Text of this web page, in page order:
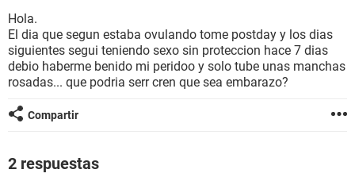
BIENESTAR
SEXUALIDAD
GLOSARIO
Hola.
El dia que segun estaba ovulando tome postday y los dias
siguientes segui teniendo sexo sin proteccion hace 7 dias
debio haberme benido mi peridoo y solo tube unas manchas
rosadas... que podria serr cren que sea embarazo?
Compartir
2 respuestas